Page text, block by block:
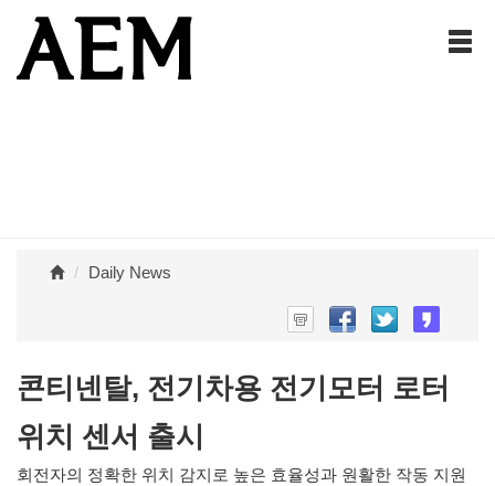
Daily News
콘티넨탈, 전기차용 전기모터 로터
위치 센서 출시
회전자의 정확한 위치 감지로 높은 효율성과 원활한 작동 지원